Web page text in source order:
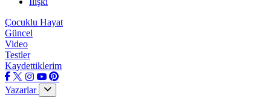
Çocuklu Hayat
Güncel
Video
Testler
Kaydettiklerim
Yazarlar